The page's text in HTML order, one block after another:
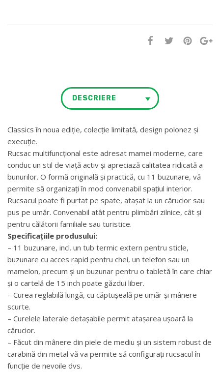
DESCRIERE
Classics în noua ediție, colecție limitată, design polonez și
execuție.
Rucsac multifuncțional este adresat mamei moderne, care
conduc un stil de viață activ și apreciază calitatea ridicată a
bunurilor. O formă originală și practică, cu 11 buzunare, vă
permite să organizați în mod convenabil spațiul interior.
Rucsacul poate fi purtat pe spate, atașat la un cărucior sau
pus pe umăr. Convenabil atât pentru plimbări zilnice, cât și
pentru călătorii familiale sau turistice.
Specificațiile produsului:
– 11 buzunare, incl. un tub termic extern pentru sticle,
buzunare cu acces rapid pentru chei, un telefon sau un
mamelon, precum și un buzunar pentru o tabletă în care chiar
și o cartelă de 15 inch poate găzdui liber.
– Curea reglabilă lungă, cu căptușeală pe umăr și mânere
scurte.
– Curelele laterale detașabile permit atașarea ușoară la
cărucior.
– Făcut din mânere din piele de mediu și un sistem robust de
carabină din metal vă va permite să configurați rucsacul în
funcție de nevoile dvs.